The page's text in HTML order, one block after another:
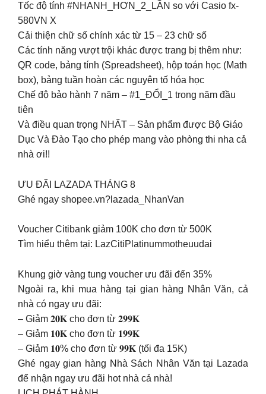
Tốc độ tính #NHANH_HƠN_2_LẦN so với Casio fx-
580VN X
Cải thiện chữ số chính xác từ 15 – 23 chữ số
Các tính năng vượt trội khác được trang bị thêm như:
QR code, bảng tính (Spreadsheet), hộp toán học (Math
box), bảng tuần hoàn các nguyên tố hóa học
Chế độ bảo hành 7 năm – #1_ĐỔI_1 trong năm đầu
tiên
Và điều quan trọng NHẤT – Sản phẩm được Bộ Giáo
Dục Và Đào Tạo cho phép mang vào phòng thi nha cả
nhà ơi!!
ƯU ĐÃI LAZADA THÁNG 8
Ghé ngay shopee.vn?lazada_NhanVan
Voucher Citibank giảm 100K cho đơn từ 500K
Tìm hiểu thêm tại: LazCitiPlatinummotheuudai
Khung giờ vàng tung voucher ưu đãi đến 35%
Ngoài ra, khi mua hàng tại gian hàng Nhân Văn, cả
nhà có ngay ưu đãi:
– Giảm 𝟐𝟎𝐊 cho đơn từ 𝟐𝟗𝟗𝐊
– Giảm 𝟏𝟎𝐊 cho đơn từ 𝟏𝟗𝟗𝐊
– Giảm 𝟏𝟎% cho đơn từ 𝟗𝟗𝐊 (tối đa 15K)
Ghé ngay gian hàng Nhà Sách Nhân Văn tại Lazada
để nhận ngay ưu đãi hot nhà cả nhà!